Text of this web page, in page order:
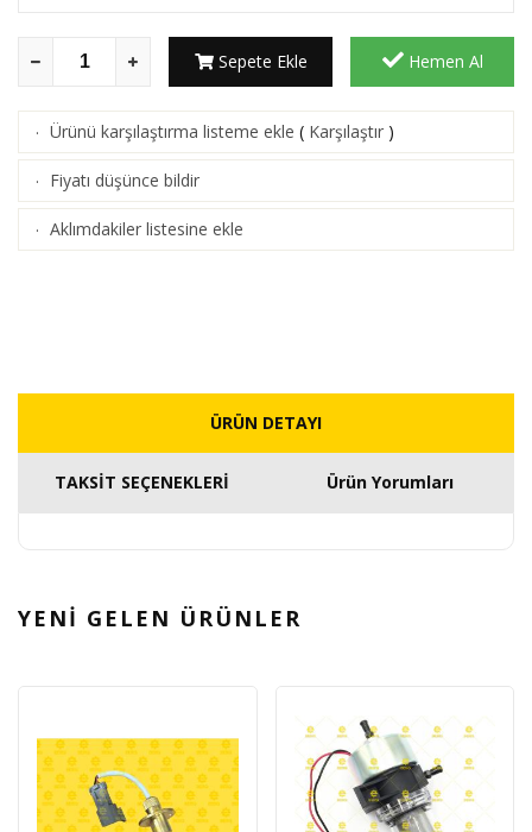
Sepete Ekle Hemen Al
· Ürünü karşılaştırma listeme ekle ( Karşılaştır )
· Fiyatı düşünce bildir
· Aklımdakiler listesine ekle
ÜRÜN DETAYI
TAKSİT SEÇENEKLERİ Ürün Yorumları
YENİ GELEN ÜRÜNLER